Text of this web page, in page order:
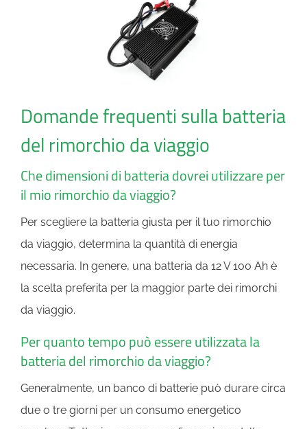
Domande frequenti sulla batteria
del rimorchio da viaggio
Che dimensioni di batteria dovrei utilizzare per
il mio rimorchio da viaggio?
Per scegliere la batteria giusta per il tuo rimorchio
da viaggio, determina la quantità di energia
necessaria. In genere, una batteria da 12 V 100 Ah è
la scelta preferita per la maggior parte dei rimorchi
da viaggio.
Per quanto tempo può essere utilizzata la
batteria del rimorchio da viaggio?
Generalmente, un banco di batterie può durare circa
due o tre giorni per un consumo energetico